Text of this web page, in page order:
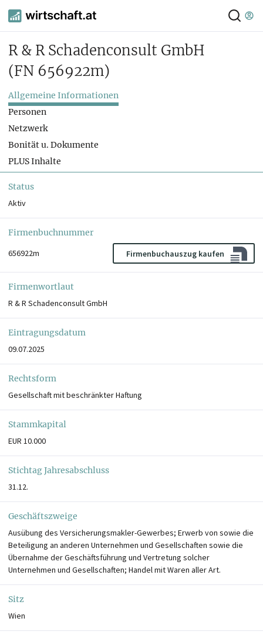
R & R Schadenconsult GmbH
(FN 656922m)
Allgemeine Informationen
Personen
Netzwerk
Bonität u. Dokumente
PLUS Inhalte
Status
Aktiv
Firmenbuchnummer
656922m
Firmenbuchauszug kaufen
Firmenwortlaut
R & R Schadenconsult GmbH
Eintragungsdatum
09.07.2025
Rechtsform
Gesellschaft mit beschränkter Haftung
Stammkapital
EUR 10.000
Stichtag Jahresabschluss
31.12.
Geschäftszweige
Ausübung des Versicherungsmakler-Gewerbes; Erwerb von sowie die
Beteiligung an anderen Unternehmen und Gesellschaften sowie die
Übernahme der Geschäftsführung und Vertretung solcher
Unternehmen und Gesellschaften; Handel mit Waren aller Art.
Sitz
Wien